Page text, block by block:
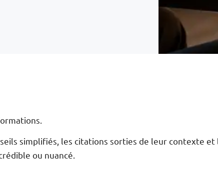
simplifiés, les citations sorties de leur contexte
ou nuancé.